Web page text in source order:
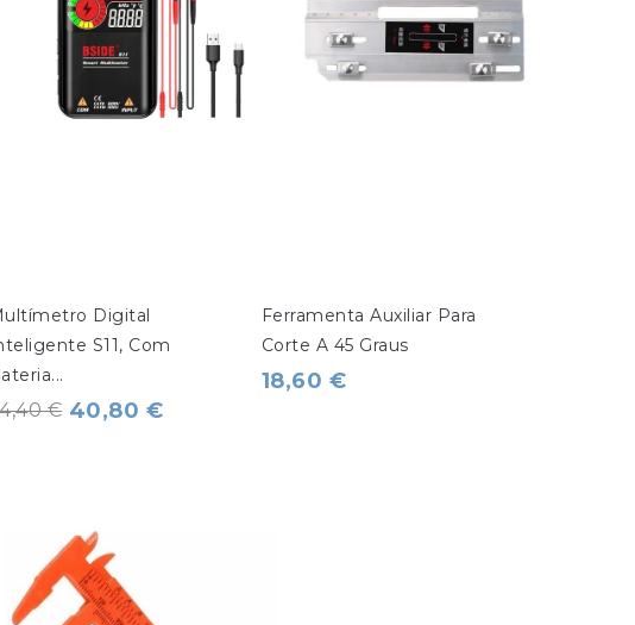
Digital
S11, Com
€ 40,80 €
Ferramenta Auxiliar Para
Corte A 45 Graus
18,60 €